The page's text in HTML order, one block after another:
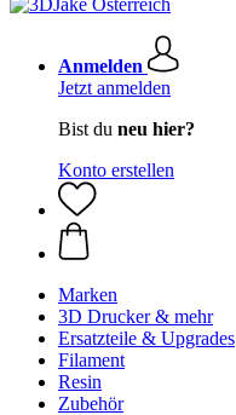
Anmelden
Jetzt anmelden
Bist du neu hier?
Konto erstellen
Marken
3D Drucker & mehr
Ersatzteile & Upgrades
Filament
Resin
Zubehör